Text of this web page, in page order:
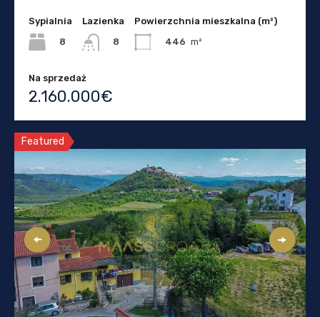
Sypialnia
8
Lazienka
8
Powierzchnia mieszkalna (m²)
446 m²
Na sprzedaż
2.160.000€
Featured